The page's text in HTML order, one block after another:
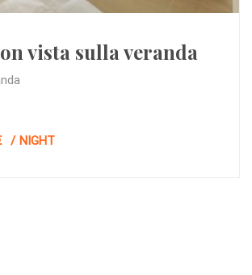
vista sulla veranda
NIGHT